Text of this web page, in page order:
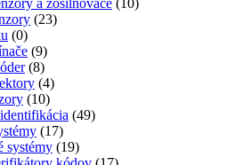
a zosilňovače (10)
(23)
(0)
(9)
(8)
(4)
(10)
(49)
(17)
systémy (19)